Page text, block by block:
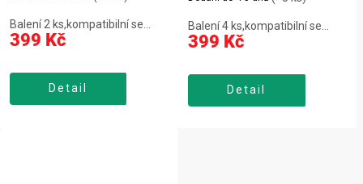
399 Kč
Detail
Balení 2 ks,kompatibilní se
SENCOR SOC 091x,silikonová
opotřebení štětinek,odstraní
více plaku,snadná výměna a
denní použitíSOX 012BL
399 Kč
Detail
Balení 4 ks,kompatibilní se
SENCOR SOC 091x,silikon pro
opotřebení štětinek,více plaku
než ruční kartáček,snadná
výměna,pro každodenní